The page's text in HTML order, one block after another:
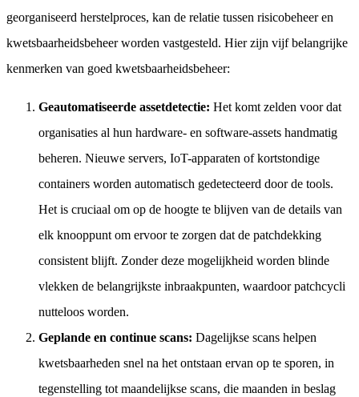
georganiseerd herstelproces, kan de relatie tussen risicobeheer en
kwetsbaarheidsbeheer worden vastgesteld. Hier zijn vijf belangrijke
kenmerken van goed kwetsbaarheidsbeheer:
Geautomatiseerde assetdetectie: Het komt zelden voor dat
organisaties al hun hardware- en software-assets handmatig
beheren. Nieuwe servers, IoT-apparaten of kortstondige
containers worden automatisch gedetecteerd door de tools.
Het is cruciaal om op de hoogte te blijven van de details van
elk knooppunt om ervoor te zorgen dat de patchdekking
consistent blijft. Zonder deze mogelijkheid worden blinde
vlekken de belangrijkste inbraakpunten, waardoor patchcycli
nutteloos worden.
Geplande en continue scans: Dagelijkse scans helpen
kwetsbaarheden snel na het ontstaan ervan op te sporen, in
tegenstelling tot maandelijkse scans, die maanden in beslag